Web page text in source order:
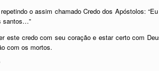
o assim chamado Credo dos Apóstolos:
santos…”
este credo com seu coração e estar certo com
com os mortos.